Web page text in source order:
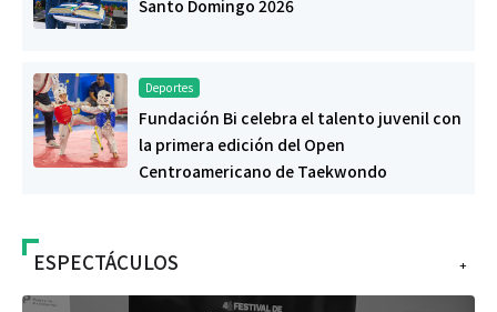
Santo Domingo 2026
Deportes
Fundación Bi celebra el talento juvenil con
la primera edición del Open
Centroamericano de Taekwondo
+
ESPECTÁCULOS